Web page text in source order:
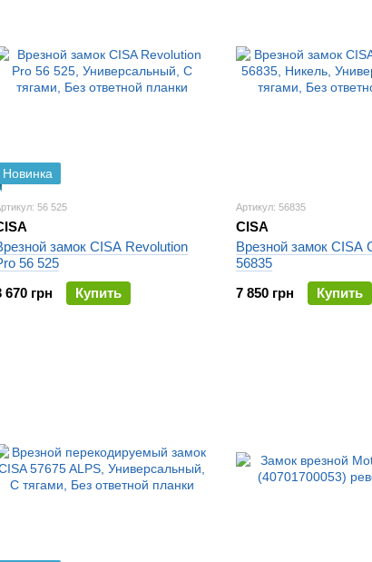
Новинка
56 525
замок CISA Revolution
56 525
670 грн
Купить
Артикул: 56835
CISA
Врезной замок CISA
56835
7 850 грн
Купить